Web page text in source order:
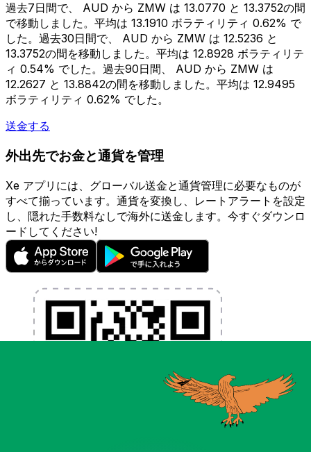
過去7日間で、 AUD から ZMW は 13.0770 と 13.3752の間
で移動しました。平均は 13.1910 ボラティリティ 0.62% で
した。過去30日間で、 AUD から ZMW は 12.5236 と
13.3752の間を移動しました。平均は 12.8928 ボラティリテ
ィ 0.54% でした。過去90日間、 AUD から ZMW は
12.2627 と 13.8842の間を移動しました。平均は 12.9495
ボラティリティ 0.62% でした。
送金する
外出先でお金と通貨を管理
Xe アプリには、グローバル送金と通貨管理に必要なものが
すべて揃っています。通貨を変換し、レートアラートを設定
し、隠れた手数料なしで海外に送金します。今すぐダウンロ
ードしてください!